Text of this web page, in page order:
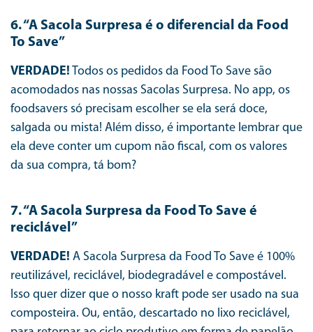
6. “A Sacola Surpresa é o diferencial da Food
To Save”
VERDADE! Todos os pedidos da Food To Save são
acomodados nas nossas Sacolas Surpresa. No app, os
foodsavers só precisam escolher se ela será doce,
salgada ou mista! Além disso, é importante lembrar que
ela deve conter um cupom não fiscal, com os valores
da sua compra, tá bom?
7. “A Sacola Surpresa da Food To Save é
reciclável”
VERDADE! A Sacola Surpresa da Food To Save é 100%
reutilizável, reciclável, biodegradável e compostável.
Isso quer dizer que o nosso kraft pode ser usado na sua
composteira. Ou, então, descartado no lixo reciclável,